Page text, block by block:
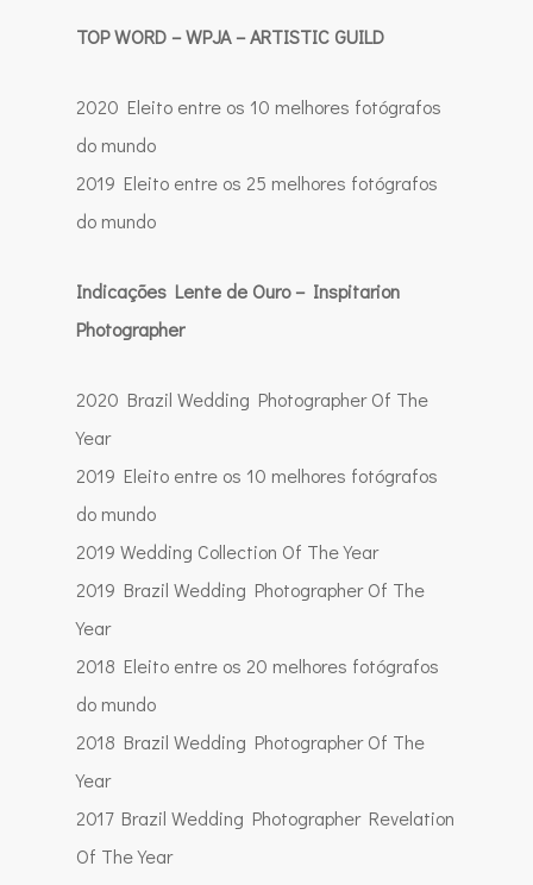
TOP WORD – WPJA – ARTISTIC GUILD
2020 Eleito entre os 10 melhores fotógrafos
do mundo
2019 Eleito entre os 25 melhores fotógrafos
do mundo
Indicações Lente de Ouro – Inspitarion
Photographer
2020 Brazil Wedding Photographer Of The
Year
2019 Eleito entre os 10 melhores fotógrafos
do mundo
2019 Wedding Collection Of The Year
2019 Brazil Wedding Photographer Of The
Year
2018 Eleito entre os 20 melhores fotógrafos
do mundo
2018 Brazil Wedding Photographer Of The
Year
2017 Brazil Wedding Photographer Revelation
Of The Year